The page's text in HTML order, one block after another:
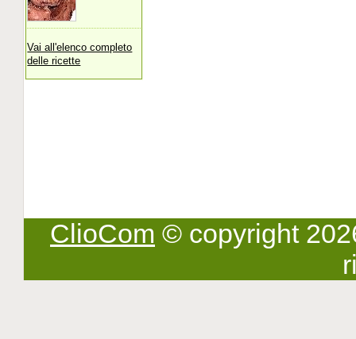
Vai all'elenco completo
delle ricette
ClioCom © copyright